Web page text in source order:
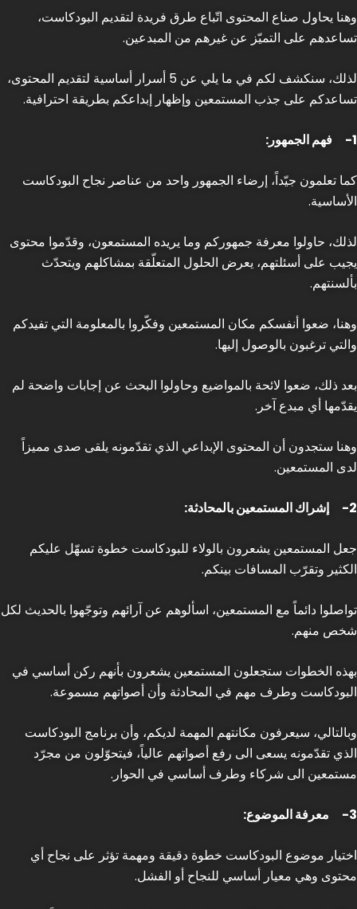
وهنا يحاول صناع المحتوى اتّباع طرق فريدة لتقديم البودكاست،
تساعدهم على التميّز عن غيرهم من المبدعين.
لذلك، سنكشف لكم في ما يلي عن 5 أسرار أساسية لتقديم المحتوى،
تساعدكم على جذب المستمعين وإظهار إبداعكم بطريقة احترافية.
1- فهم الجمهور:
كما تعلمون جيّداً، إرضاء الجمهور واحد من عناصر نجاح البودكاست
الأساسية.
لذلك، حاولوا معرفة جمهوركم وما يريده المستمعون، وقدّموا محتوى
يجيب على أسئلتهم، يعرض الحلول المتعلّقة بمشاكلهم ويتحدّث
بألسنتهم.
وهنا، ضعوا أنفسكم مكان المستمعين وفكّروا بالمعلومة التي تفيدكم
والتي ترغبون بالوصول إليها.
بعد ذلك، ضعوا لائحة بالمواضيع وحاولوا البحث عن إجابات واضحة لم
يقدّمها أي مبدع آخر.
وهنا ستجدون أن المحتوى الإبداعي الذي تقدّمونه يلقى صدى مميزاً
لدى المستمعين.
2- إشراك المستمعين بالمحادثة:
جعل المستمعين يشعرون بالولاء للبودكاست خطوة تسهّل عليكم
الكثير وتقرّب المسافات بينكم.
تواصلوا دائماً مع المستمعين، اسألوهم عن آرائهم وتوجّهوا بالحديث لكل
شخص منهم.
بهذه الخطوات ستجعلون المستمعين يشعرون بأنهم ركن أساسي في
البودكاست وطرف مهم في المحادثة وأن أصواتهم مسموعة.
وبالتالي، سيعرفون مكانتهم المهمة لديكم، وأن برنامج البودكاست
الذي تقدّمونه يسعى الى رفع أصواتهم عالياً، فيتحوّلون من مجرّد
مستمعين الى شركاء وطرف أساسي في الحوار.
3- معرفة الموضوع:
اختيار موضوع البودكاست خطوة دقيقة ومهمة تؤثر على نجاح أي
محتوى وهي معيار أساسي للنجاح أو الفشل.